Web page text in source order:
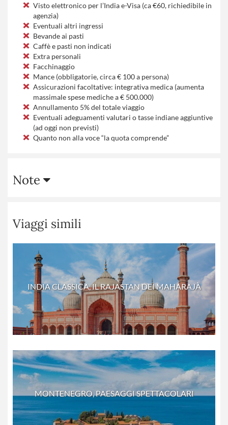
Visto elettronico per l’India e-Visa (ca €60, richiedibile in
agenzia)
Eventuali altri ingressi
Bevande ai pasti
Caffè e pasti non indicati
Extra personali
Facchinaggio
Mance (obbligatorie, circa € 100 a persona)
Assicurazioni facoltative: integrativa medica (aumenta
massimale spese mediche a € 500.000)
Annullamento 5% del totale viaggio
Eventuali adeguamenti valutari o tasse indiane aggiuntive
(ad oggi non previsti)
Quanto non alla voce “la quota comprende”
Note
Viaggi simili
INDIA CLASSICA, IL RAJASTAN DEI MAHARAJÀ
MONTENEGRO, PAESAGGI SPETTACOLARI